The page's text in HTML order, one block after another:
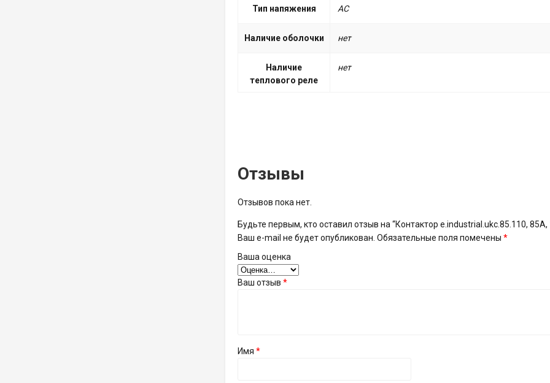
Тип напяжения АС
Наличие оболочки нет
Наличие
теплового реле
нет
Отзывы
Отзывов пока нет.
Будьте первым, кто оставил отзыв на “Контактор e.industrial.ukc.85.110, 85А,
Ваш e-mail не будет опубликован. Обязательные поля помечены *
Ваша оценка
Ваш отзыв *
Имя *